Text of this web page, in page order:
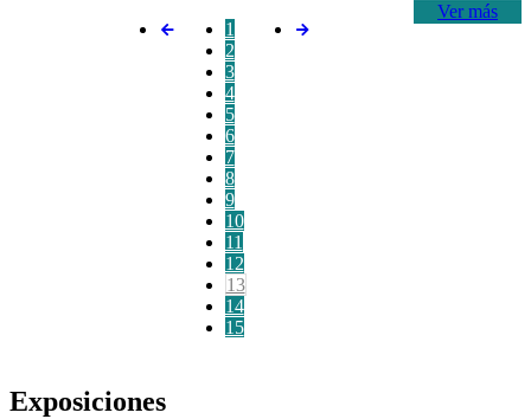
Ver más
1
2
3
4
5
6
7
8
9
10
11
12
13
14
15
Exposiciones